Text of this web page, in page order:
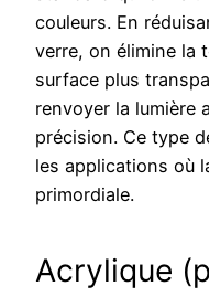
couleurs. En
verre, on élimine la
surface plus
renvoyer la lumière
précision. Ce type
les applications où
primordiale.
Acrylique